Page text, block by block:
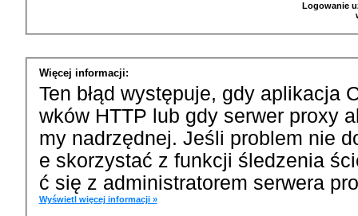
Logowanie
Więcej informacji:
Ten błąd występuje, gdy aplikacja
wków HTTP lub gdy serwer proxy
my nadrzędnej. Jeśli problem nie
e skorzystać z funkcji śledzenia
ć się z administratorem serwera
Wyświetl więcej informacji »